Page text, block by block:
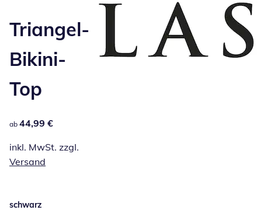
Triangel-
Bikini-
Top
44,99 €
ab 44,99 €
inkl. MwSt. zzgl.
Versand
schwarz